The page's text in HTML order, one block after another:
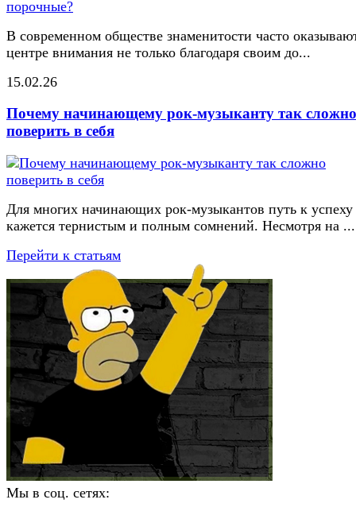
В современном обществе знаменитости часто
центре внимания не только благодаря своим до...
15.02.26
Почему начинающему рок-музыканту так сложно
поверить в себя
Для многих начинающих рок-музыкантов путь к успеху
кажется тернистым и полным сомнений. Несмотря на ...
Перейти к статьям
Мы в соц. сетях: